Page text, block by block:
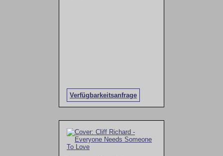
Verfügbarkeitsanfrage